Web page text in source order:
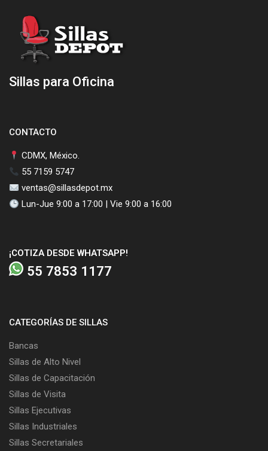
Sillas para Oficina
CONTACTO
CDMX, México.
55 7159 5747
ventas@sillasdepot.mx
Lun-Jue 9:00 a 17:00 | Vie 9:00 a 16:00
¡COTIZA DESDE WHATSAPP!
55 7853 1177
CATEGORÍAS DE SILLAS
Bancas
Sillas de Alto Nivel
Sillas de Capacitación
Sillas de Visita
Sillas Ejecutivas
Sillas Industriales
Sillas Secretariales